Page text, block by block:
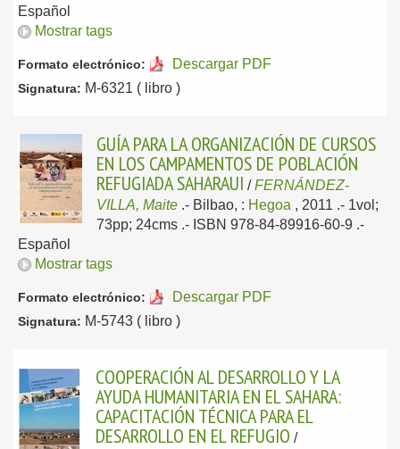
Español
Mostrar tags
Formato electrónico: Descargar PDF
Signatura: M-6321 ( libro )
GUÍA PARA LA ORGANIZACIÓN DE CURSOS
EN LOS CAMPAMENTOS DE POBLACIÓN
REFUGIADA SAHARAUI /FERNÁNDEZ-
VILLA, Maite .- Bilbao, : Hegoa , 2011 .- 1vol;
73pp; 24cms .- ISBN 978-84-89916-60-9 .-
Español
Mostrar tags
Formato electrónico: Descargar PDF
Signatura: M-5743 ( libro )
COOPERACIÓN AL DESARROLLO Y LA
AYUDA HUMANITARIA EN EL SAHARA:
CAPACITACIÓN TÉCNICA PARA EL
DESARROLLO EN EL REFUGIO /